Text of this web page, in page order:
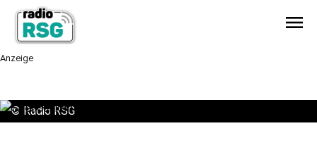
menu
Anzeige
© Radio RSG